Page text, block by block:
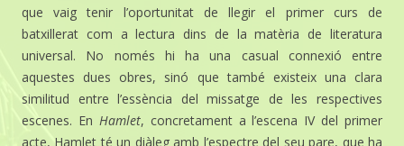
que vaig tenir l’oportunitat de llegir el primer curs de
batxillerat com a lectura dins de la matèria de literatura
universal. No només hi ha una casual connexió entre
aquestes dues obres, sinó que també existeix una clara
similitud entre l’essència del missatge de les respectives
escenes. En Hamlet, concretament a l’escena IV del primer
acte, Hamlet té un diàleg amb l’espectre del seu pare, que ha